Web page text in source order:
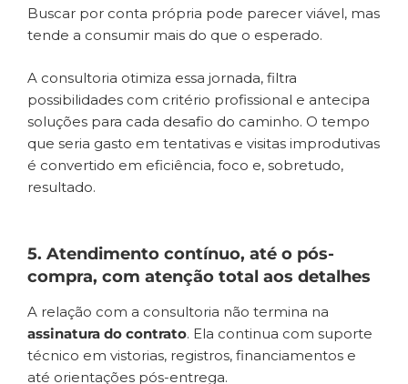
Buscar por conta própria pode parecer viável, mas
tende a consumir mais do que o esperado.
A consultoria otimiza essa jornada, filtra
possibilidades com critério profissional e antecipa
soluções para cada desafio do caminho. O tempo
que seria gasto em tentativas e visitas improdutivas
é convertido em eficiência, foco e, sobretudo,
resultado.
5. Atendimento contínuo, até o pós-
compra, com atenção total aos detalhes
A relação com a consultoria não termina na
assinatura do contrato. Ela continua com suporte
técnico em vistorias, registros, financiamentos e
até orientações pós-entrega.